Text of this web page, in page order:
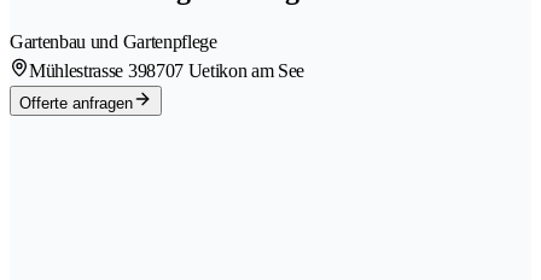
Gartenbau und Gartenpflege
Mühlestrasse 398707 Uetikon am See
Offerte anfragen